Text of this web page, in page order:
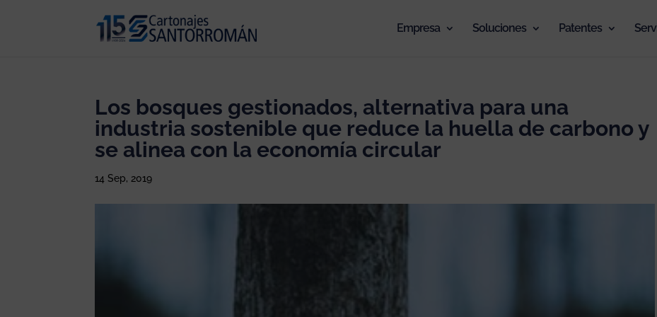
Empresa Soluciones Patentes
Los bosques gestionados, alternativa para una
industria sostenible que reduce la huella de carbono y
se alinea con la economía circular
14 Sep, 2019